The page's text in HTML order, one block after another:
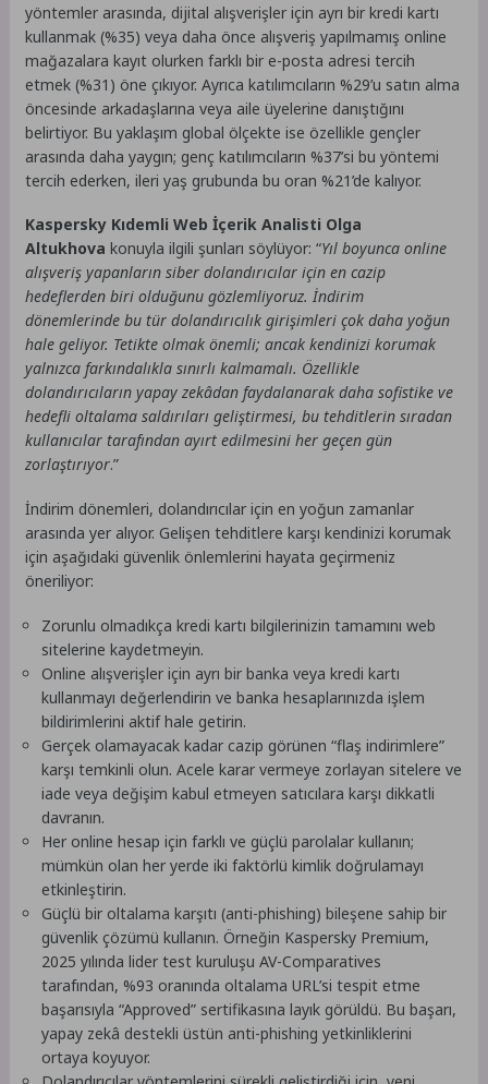
yöntemler arasında, dijital alışverişler için ayrı bir kredi kartı
kullanmak (%35) veya daha önce alışveriş yapılmamış online
mağazalara kayıt olurken farklı bir e-posta adresi tercih
etmek (%31) öne çıkıyor. Ayrıca katılımcıların %29’u satın alma
öncesinde arkadaşlarına veya aile üyelerine danıştığını
belirtiyor. Bu yaklaşım global ölçekte ise özellikle gençler
arasında daha yaygın; genç katılımcıların %37’si bu yöntemi
tercih ederken, ileri yaş grubunda bu oran %21’de kalıyor.
Kaspersky Kıdemli Web İçerik Analisti Olga
Altukhovakonuyla ilgili şunları söylüyor: “Yıl boyunca online
alışveriş yapanların siber dolandırıcılar için en cazip
hedeflerden biri olduğunu gözlemliyoruz. İndirim
dönemlerinde bu tür dolandırıcılık girişimleri çok daha yoğun
hale geliyor. Tetikte olmak önemli; ancak kendinizi korumak
yalnızca farkındalıkla sınırlı kalmamalı. Özellikle
dolandırıcıların yapay zekâdan faydalanarak daha sofistike ve
hedefli oltalama saldırıları geliştirmesi, bu tehditlerin sıradan
kullanıcılar tarafından ayırt edilmesini her geçen gün
zorlaştırıyor.”
İndirim dönemleri, dolandırıcılar için en yoğun zamanlar
arasında yer alıyor. Gelişen tehditlere karşı kendinizi korumak
için aşağıdaki güvenlik önlemlerini hayata geçirmeniz
öneriliyor:
Zorunlu olmadıkça kredi kartı bilgilerinizin tamamını web
sitelerine kaydetmeyin.
Online alışverişler için ayrı bir banka veya kredi kartı
kullanmayı değerlendirin ve banka hesaplarınızda işlem
bildirimlerini aktif hale getirin.
Gerçek olamayacak kadar cazip görünen “flaş indirimlere”
karşı temkinli olun. Acele karar vermeye zorlayan sitelere ve
iade veya değişim kabul etmeyen satıcılara karşı dikkatli
davranın.
Her online hesap için farklı ve güçlü parolalar kullanın;
mümkün olan her yerde iki faktörlü kimlik doğrulamayı
etkinleştirin.
Güçlü bir oltalama karşıtı (anti-phishing) bileşene sahip bir
güvenlik çözümü kullanın. Örneğin Kaspersky Premium,
2025 yılında lider test kuruluşu AV-Comparatives
tarafından, %93 oranında oltalama URL’si tespit etme
başarısıyla “Approved” sertifikasına layık görüldü. Bu başarı,
yapay zekâ destekli üstün anti-phishing yetkinliklerini
ortaya koyuyor.